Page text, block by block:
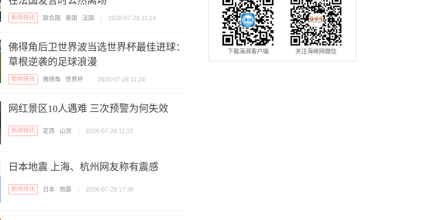
新闻快讯 联合国 美国 法国 2026-07-28 11:24
佛得角后卫世界波当选世界杯最佳进球：
草根逆袭的足球浪漫
新闻快讯 佛得角 世界杯 2026-07-28 11:24
网红景区10人遇难 三次预警为何失效
新闻快讯 定西 山洪 2026-07-28 11:25
日本地震 上海、杭州网友称有震感
新闻快讯 日本 地震 2026-07-28 17:36
下载海湃客户端 关注海峡网微信